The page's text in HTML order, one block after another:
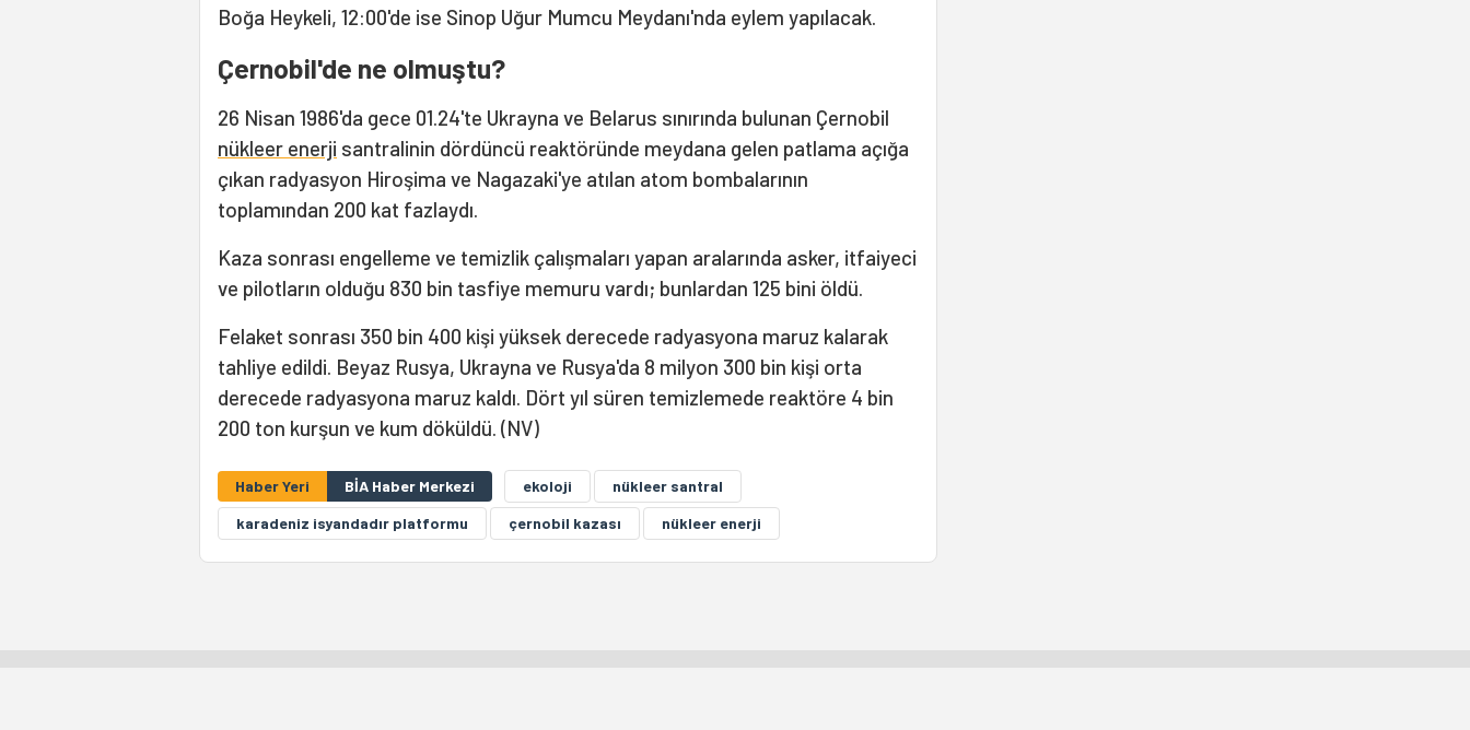
Boğa Heykeli, 12:00'de ise Sinop Uğur Mumcu Meydanı'nda eylem yapılacak.
Çernobil'de ne olmuştu?
26 Nisan 1986'da gece 01.24'te Ukrayna ve Belarus sınırında bulunan Çernobil
nükleer enerji santralinin dördüncü reaktöründe meydana gelen patlama açığa
çıkan radyasyon Hiroşima ve Nagazaki'ye atılan atom bombalarının
toplamından 200 kat fazlaydı.
Kaza sonrası engelleme ve temizlik çalışmaları yapan aralarında asker, itfaiyeci
ve pilotların olduğu 830 bin tasfiye memuru vardı; bunlardan 125 bini öldü.
Felaket sonrası 350 bin 400 kişi yüksek derecede radyasyona maruz kalarak
tahliye edildi. Beyaz Rusya, Ukrayna ve Rusya'da 8 milyon 300 bin kişi orta
derecede radyasyona maruz kaldı. Dört yıl süren temizlemede reaktöre 4 bin
200 ton kurşun ve kum döküldü. (NV)
Haber Yeri BİA Haber Merkezi ekoloji
nükleer santral
karadeniz isyandadır platformu
çernobil kazası nükleer enerji